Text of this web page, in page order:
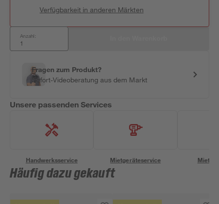
Verfügbarkeit in anderen Märkten
Anzahl:
Fragen zum Produkt?
Sofort-Videoberatung aus dem Markt
Unsere passenden Services
Handwerksservice Mietgeräteservice
Häufig dazu gekauft